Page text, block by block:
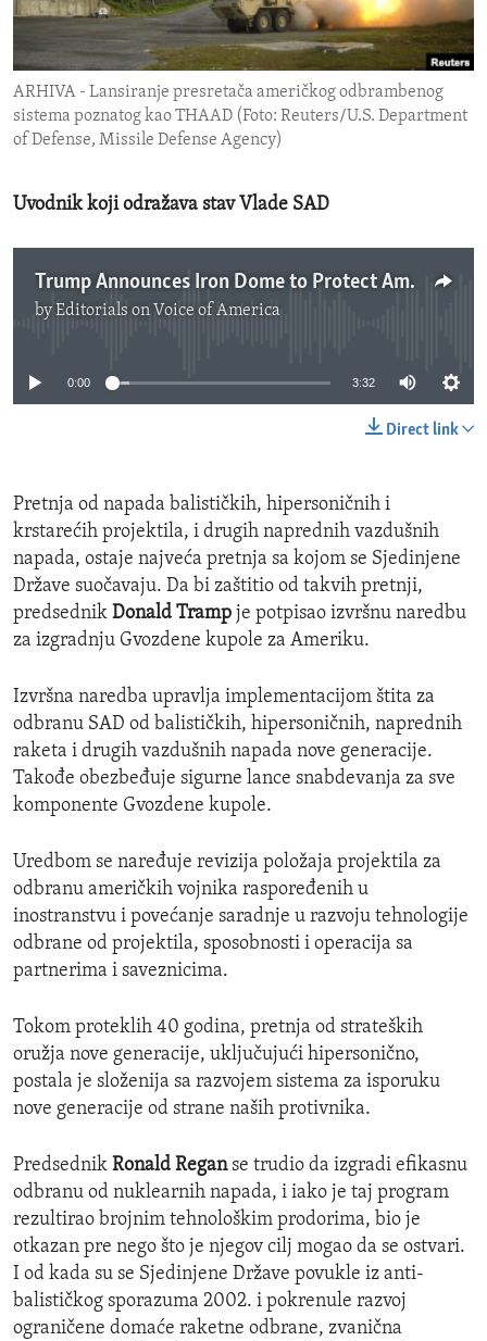
ENVIRONMENT AND HEALTH
IDEALS AND INSTITUTIONS
ARHIVA - Lansiranje presretača američkog odbrambenog
sistema poznatog kao THAAD (Foto: Reuters/U.S. Department
of Defense, Missile Defense Agency)
Uvodnik koji odražava stav Vlade SAD
Trump Announces Iron Dome to Protect America
byEditorials on Voice of America
0:00 3:32
Direct link
Pretnja od napada balističkih, hipersoničnih i
krstarećih projektila, i drugih naprednih vazdušnih
napada, ostaje najveća pretnja sa kojom se Sjedinjene
Države suočavaju. Da bi zaštitio od takvih pretnji,
predsednik Donald Tramp je potpisao izvršnu naredbu
za izgradnju Gvozdene kupole za Ameriku.
Izvršna naredba upravlja implementacijom štita za
odbranu SAD od balističkih, hipersoničnih, naprednih
raketa i drugih vazdušnih napada nove generacije.
Takođe obezbeđuje sigurne lance snabdevanja za sve
komponente Gvozdene kupole.
Uredbom se naređuje revizija položaja projektila za
odbranu američkih vojnika raspoređenih u
inostranstvu i povećanje saradnje u razvoju tehnologije
odbrane od projektila, sposobnosti i operacija sa
partnerima i saveznicima.
Tokom proteklih 40 godina, pretnja od strateških
oružja nove generacije, uključujući hipersonično,
postala je složenija sa razvojem sistema za isporuku
nove generacije od strane naših protivnika.
Predsednik Ronald Reganse trudio da izgradi efikasnu
odbranu od nuklearnih napada, i iako je taj program
rezultirao brojnim tehnološkim prodorima, bio je
otkazan pre nego što je njegov cilj mogao da se ostvari.
I od kada su se Sjedinjene Države povukle iz anti-
balističkog sporazuma 2002. i pokrenule razvoj
ograničene domaće raketne odbrane, zvanična